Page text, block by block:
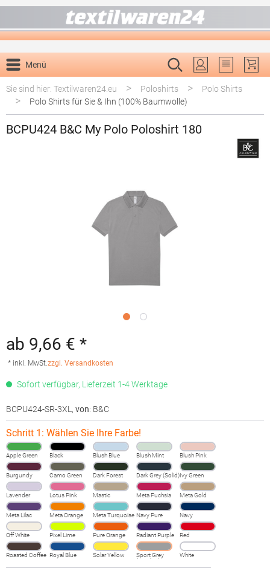
Menü
Du hast 0
Sie sind hier: Textilwaren24.eu
> Poloshirts > Polo Shirts
> Polo Shirts für Sie & Ihn (100% Baumwolle)
BCPU424 B&C My Polo Poloshirt 180
ab 9,66 € *
* inkl. MwSt.zzgl. Versandkosten
Sofort verfügbar, Lieferzeit 1-4 Werktage
BCPU424-SR-3XL , von: B&C
Schritt 1: Wählen Sie Ihre Farbe!
Apple Green Black Blush Blue Blush Mint Blush Pink
Burgundy Camo Green Dark Forest Dark Grey (Solid)Ivy Green
Lavender Lotus Pink Mastic Meta Fuchsia Meta Gold
Meta Lilac Meta Orange Meta Turquoise Navy Pure Navy
Off White Pixel Lime Pure Orange Radiant Purple Red
Roasted Coffee Royal Blue Solar Yellow
Sport Grey
(Heather)
White